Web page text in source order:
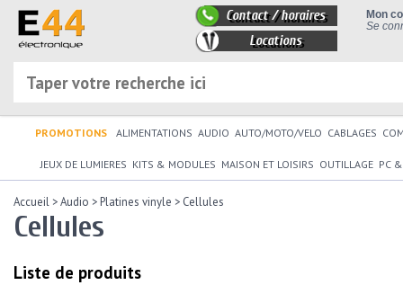
Mon
Se
Contact / horaires
Locations
PROMOTIONS ALIMENTATIONS AUDIO AUTO/MOTO/VELO CABLAGES
JEUX DE LUMIERES KITS & MODULES MAISON ET LOISIRS OUTILLAGE PC
Accueil >Audio >Platines vinyle > Cellules
Cellules
Liste de produits